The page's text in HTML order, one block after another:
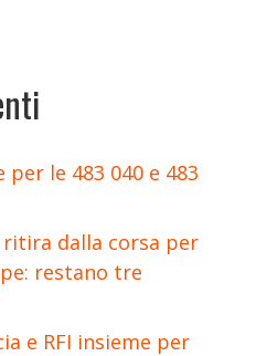
le 483 040 e 483
ritira dalla corsa per
restano tre
e RFI insieme per